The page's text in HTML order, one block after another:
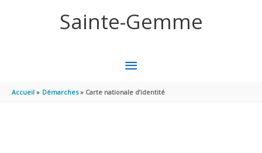
Sainte-Gemme
MENU
PRINCIPAL
Accueil Démarches Carte nationale d’identité